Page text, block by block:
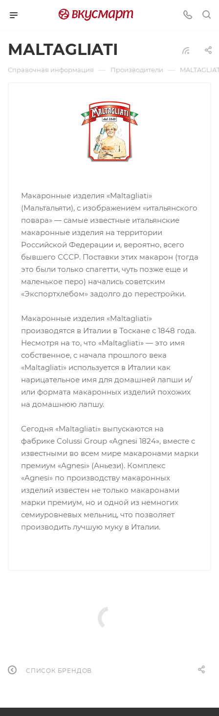
MALTAGLIATI
Справочная информация — Производители —
Макаронные изделия «Maltagliati»
(Мальтальяти), с изображением «итальянского
повара» — самые известные итальянские
макаронные изделия на территории
Российской Федерации и, вероятно, всего
бывшего СССР. Поставки этих макарон (тогда
это были только спагетти, чуть позже еще и
маленькое перо) начались советским
«Экспортхлебом» задолго до перестройки.
Макаронные изделия «Maltagliati»
производятся в Италии в Тоскане с 1848 года.
Несмотря на то, что «Maltagliati» — это имя
собственное, с начала прошлого века
«Maltagliati» используется в Италии как
нарицательное имя для домашней лапши и/
или формата макаронных изделий похожих
на домашнюю лапшу.
Сегодня «Maltagliati» выпускаются на
фабрике Colussi Group «Agnesi 1824», вместе с
известными во всем мире макаронами марки
премиум «Agnesi» (Аньези). Комплекс
«Agnesi» по производству макаронных
изделий известен не только макаронами
марки премиум, но и одной из немногих
семиуровневых мельниц, что позволяет
производить лучшую муку в Италии.
СПИСОК БРЕНДОВ